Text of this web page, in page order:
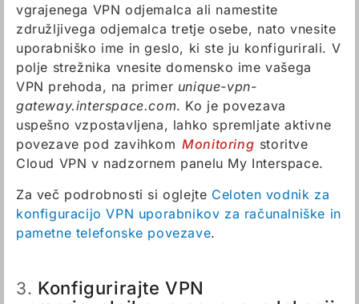
vgrajenega VPN odjemalca ali namestite
združljivega odjemalca tretje osebe, nato vnesite
uporabniško ime in geslo, ki ste ju konfigurirali. V
polje strežnika vnesite domensko ime vašega
VPN prehoda, na primer unique-vpn-
gateway.interspace.com. Ko je povezava
uspešno vzpostavljena, lahko spremljate aktivne
povezave pod zavihkom Monitoring storitve
Cloud VPN v nadzornem panelu My Interspace.
Za več podrobnosti si oglejte Celoten vodnik za
konfiguracijo VPN uporabnikov za računalniške in
pametne telefonske povezave.
3. Konfigurirajte VPN